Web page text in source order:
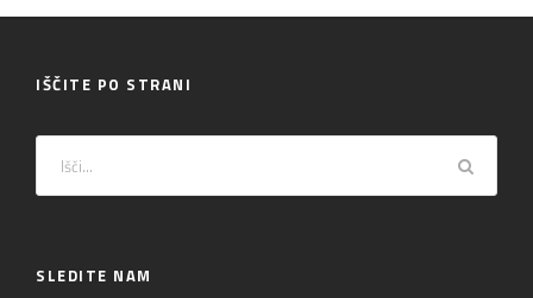
IŠČITE PO STRANI
SLEDITE NAM